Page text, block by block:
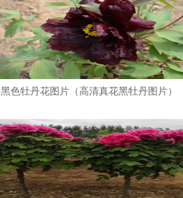
黑色牡丹花图片（高清真花黑牡丹图片）